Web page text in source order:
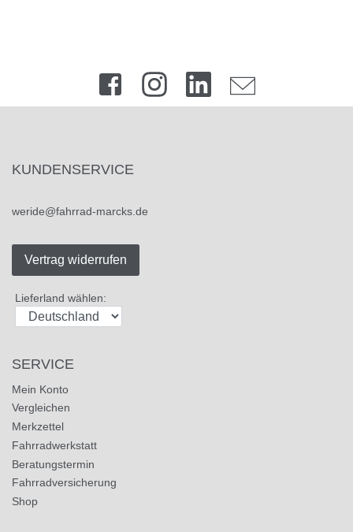
KUNDENSERVICE
weride@fahrrad-marcks.de
Vertrag widerrufen
Lieferland wählen:
SERVICE
Mein Konto
Vergleichen
Merkzettel
Fahrradwerkstatt
Beratungstermin
Fahrradversicherung
Shop